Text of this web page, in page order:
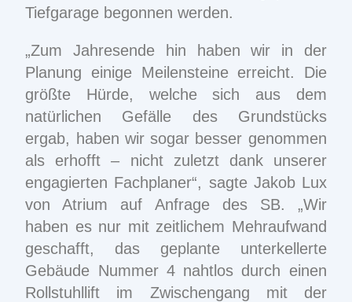
Tiefgarage begonnen werden.
„Zum Jahresende hin haben wir in der
Planung einige Meilensteine erreicht. Die
größte Hürde, welche sich aus dem
natürlichen Gefälle des Grundstücks
ergab, haben wir sogar besser genommen
als erhofft – nicht zuletzt dank unserer
engagierten Fachplaner“, sagte Jakob Lux
von Atrium auf Anfrage des SB. „Wir
haben es nur mit zeitlichem Mehraufwand
geschafft, das geplante unterkellerte
Gebäude Nummer 4 nahtlos durch einen
Rollstuhllift im Zwischengang mit der